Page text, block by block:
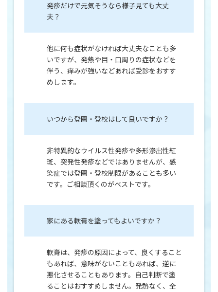
発疹だけで元気そうなら様子見ても大丈
夫？
他に何も症状がなければ大丈夫なことも多
いですが、発熱や目・口周りの症状などを
伴う、痒みが強いなどあれば受診をおすす
めします。
いつから登園・登校はして良いですか？
非特異的なウイルス性発疹や多形滲出性紅
斑、突発性発疹などではありませんが、感
染症では登園・登校制限があることも多い
です。ご相談頂くのがベストです。
家にある軟膏を塗ってもよいですか？
軟膏は、発疹の原因によって、良くすること
もあれば、意味がないこともあれば、逆に
悪化させることもあります。自己判断で塗
ることはおすすめしません。発熱なく、全